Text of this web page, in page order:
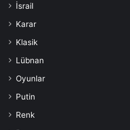
İsrail
Karar
Klasik
Lübnan
Oyunlar
Putin
Renk